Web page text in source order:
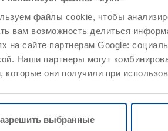
файлы cookie, чтобы
вам возможность делиться
на сайте партнерам Google:
Наши партнеры могут
которые они получили при
выбранные